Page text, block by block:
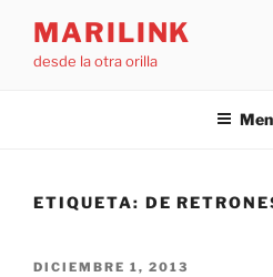
contenido
MARILINK
desde la otra orilla
ETIQUETA: DE
PUBLICADO
DICIEMBRE 1, 2013